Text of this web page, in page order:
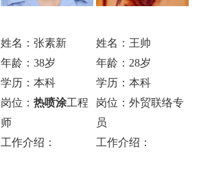
姓名：张素新
年龄：38岁
学历：本科
岗位： 热喷涂工程
师
工作介绍：
姓名：王帅
年龄：28岁
学历：本科
岗位：外贸联络专
员
工作介绍：